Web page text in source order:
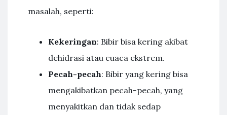
masalah, seperti:
Kekeringan: Bibir bisa kering akibat
dehidrasi atau cuaca ekstrem.
Pecah-pecah: Bibir yang kering bisa
mengakibatkan pecah-pecah, yang
menyakitkan dan tidak sedap